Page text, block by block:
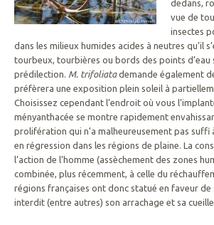
dedans,
vue de
insectes
dans les milieux humides acides à neutres qu’il
tourbeux, tourbières ou bords des points d’eau
prédilection. M. trifoliatademande également
préfèrera une exposition plein soleil à
Choisissez cependant l’endroit où vous
ményanthacée se montre rapidement
prolifération qui n’a malheureusement pas suffi
en régression dans les régions de plaine. La
l’action de l’homme (assèchement des zones
combinée, plus récemment, à celle du
régions françaises ont donc statué en faveur
interdit (entre autres) son arrachage et sa